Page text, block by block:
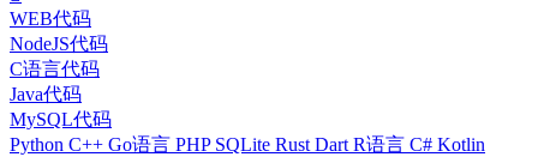
WEB代码
NodeJS代码
C语言代码
Java代码
MySQL代码
Python C++ Go语言 PHP SQLite Rust Dart R语言 C# Kotlin